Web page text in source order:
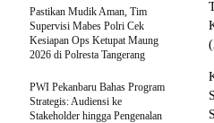
Pastikan Mudik Aman, Tim
Supervisi Mabes Polri Cek
Kesiapan Ops Ketupat Maung
2026 di Polresta Tangerang
PWI Pekanbaru Bahas Program
Strategis: Audiensi ke
Stakeholder hingga Pengenalan